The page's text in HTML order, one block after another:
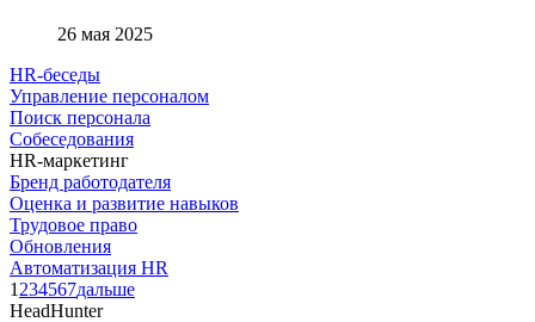
26 мая 2025
HR-беседы
Управление персоналом
Поиск персонала
Собеседования
HR-маркетинг
Бренд работодателя
Оценка и развитие навыков
Трудовое право
Обновления
Автоматизация HR
1 234567дальше
HeadHunter